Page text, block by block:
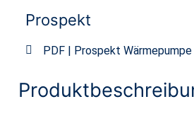
Prospekt
PDF | Prospekt Wärmepumpe